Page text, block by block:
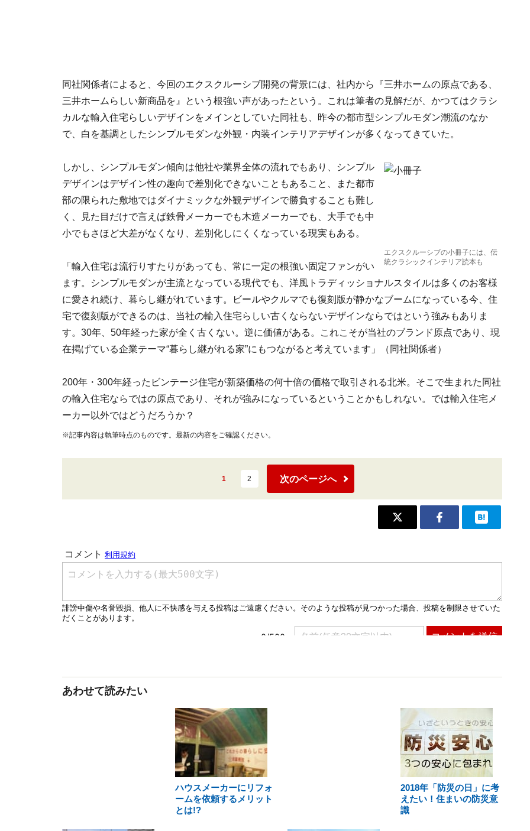
同社関係者によると、今回のエクスクルーシブ開発の背景には、社内から『三井ホームの原点である、
三井ホームらしい新商品を』という根強い声があったという。これは筆者の見解だが、かつてはクラシ
カルな輸入住宅らしいデザインをメインとしていた同社も、昨今の都市型シンプルモダン潮流のなか
で、白を基調としたシンプルモダンな外観・内装インテリアデザインが多くなってきていた。
エクスクルーシブの小冊子には、伝
統クラシックインテリア読本も
しかし、シンプルモダン傾向は他社や業界全体の流れでもあり、シンプル
デザインはデザイン性の趣向で差別化できないこともあること、また都市
部の限られた敷地ではダイナミックな外観デザインで勝負することも難し
く、見た目だけで言えば鉄骨メーカーでも木造メーカーでも、大手でも中
小でもさほど大差がなくなり、差別化しにくくなっている現実もある。
「輸入住宅は流行りすたりがあっても、常に一定の根強い固定ファンがい
ます。シンプルモダンが主流となっている現代でも、洋風トラディッショナルスタイルは多くのお客様
に愛され続け、暮らし継がれています。ビールやクルマでも復刻版が静かなブームになっている今、住
宅で復刻版ができるのは、当社の輸入住宅らしい古くならないデザインならではという強みもありま
す。30年、50年経った家が全く古くない。逆に価値がある。これこそが当社のブランド原点であり、現
在掲げている企業テーマ“暮らし継がれる家”にもつながると考えています」（同社関係者）
200年・300年経ったビンテージ住宅が新築価格の何十倍の価格で取引される北米。そこで生まれた同社
の輸入住宅ならではの原点であり、それが強みになっているということかもしれない。では輸入住宅メ
ーカー以外ではどうだろうか？
※記事内容は執筆時点のものです。最新の内容をご確認ください。
1 2 次のページへ
あわせて読みたい
ハウスメーカーにリフォ
ームを依頼するメリット
とは!?
2018年「防災の日」に考
えたい！住まいの防災意
識